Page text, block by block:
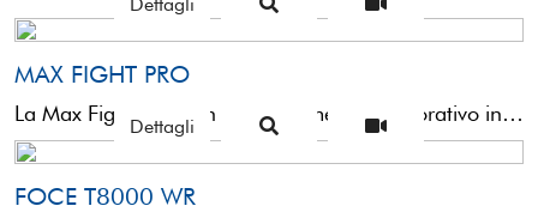
MAX FIGHT PRO
La Max Fight Pro è un aggiornamento migliorativo in termini di bilanciatura (e quindi miglior gestibilità) del precedente ...
Dettagli
FOCE T8000 WR